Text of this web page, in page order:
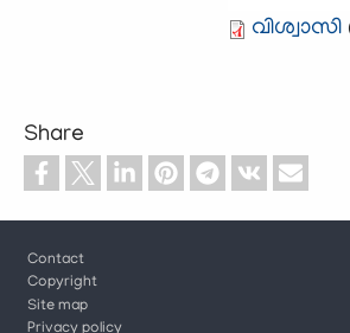
വിശ്വാസി
Share
Contact
Copyright
Site map